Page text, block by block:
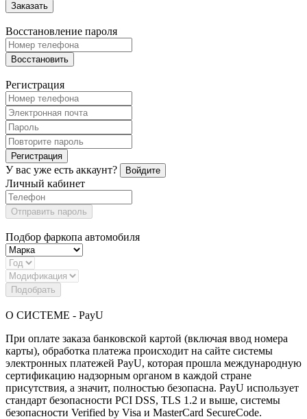
Заказать
Восстановление пароля
Восстановить
Регистрация
Регистрация
У вас уже есть аккаунт? Войдите
Личный кабинет
Отправить пароль
Подбор фаркопа автомобиля
Подобрать
О СИСТЕМЕ - PayU
При оплате заказа банковской картой (включая ввод номера
карты), обработка платежа происходит на сайте системы
электронных платежей PayU, которая прошла международную
сертификацию надзорным органом в каждой стране
присутствия, а значит, полностью безопасна. PayU использует
стандарт безопасности PCI DSS, TLS 1.2 и выше, системы
безопасности Verified by Visa и MasterCard SecureCode.